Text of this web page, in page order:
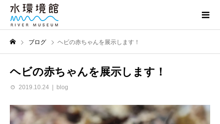
ブログ ヘビの赤ちゃんを展示します！
ヘビの赤ちゃんを展示します！
2019.10.24 blog